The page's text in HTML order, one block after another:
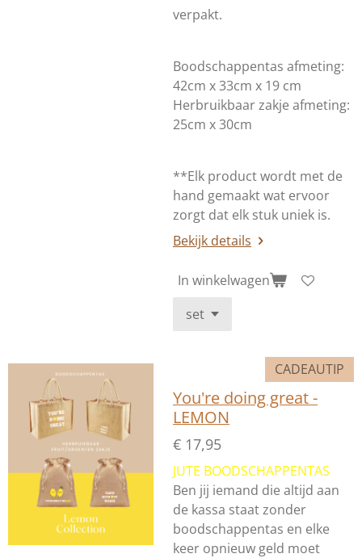
verpakt.
Boodschappentas afmeting:
42cm x 33cm x 19 cm
Herbruikbaar zakje afmeting:
25cm x 30cm
**Elk product wordt met de
hand gemaakt wat ervoor
zorgt dat elk stuk uniek is.
Bekijk details
In winkelwagen
CADEAUTIP
You're doing great -
LEMON
€ 17,95
JUTE BOODSCHAPPENTAS
Ben jij iemand die altijd aan
de kassa staat zonder
boodschappentas en elke
keer opnieuw geld moet